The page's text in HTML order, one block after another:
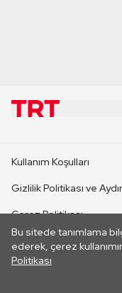
Bu sitede tanımlama
ederek, çerez
Politikası
CANLI YAYINLAR
Kullanım Koşulları
Gizlilik Politikası ve
Çerez Politikası
İletişim
Her hakkı saklıdır.